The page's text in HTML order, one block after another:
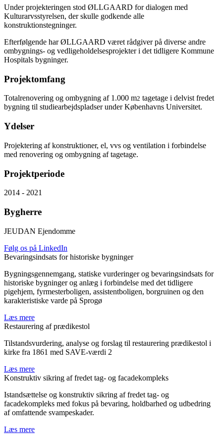
Under projekteringen stod ØLLGAARD for dialogen med
Kulturarvsstyrelsen, der skulle godkende alle
konstruktionstegninger.
Efterfølgende har ØLLGAARD været rådgiver på diverse andre
ombygnings- og vedligeholdelsesprojekter i det tidligere Kommune
Hospitals bygninger.
Projektomfang
Totalrenovering og ombygning af 1.000 m2 tagetage i delvist fredet
bygning til studiearbejdspladser under Københavns Universitet.
Ydelser
Projektering af konstruktioner, el, vvs og ventilation i forbindelse
med renovering og ombygning af tagetage.
Projektperiode
2014 - 2021
Bygherre
JEUDAN Ejendomme
Følg os på LinkedIn
Bevaringsindsats for historiske bygninger
Bygningsgennemgang, statiske vurderinger og bevaringsindsats for
historiske bygninger og anlæg i forbindelse med det tidligere
pigehjem, fyrmesterboligen, assistentboligen, borgruinen og den
karakteristiske varde på Sprogø
Læs mere
Restaurering af prædikestol
Tilstandsvurdering, analyse og forslag til restaurering prædikestol i
kirke fra 1861 med SAVE-værdi 2
Læs mere
Konstruktiv sikring af fredet tag- og facadekompleks
Istandsættelse og konstruktiv sikring af fredet tag- og
facadekompleks med fokus på bevaring, holdbarhed og udbedring
af omfattende svampeskader.
Læs mere